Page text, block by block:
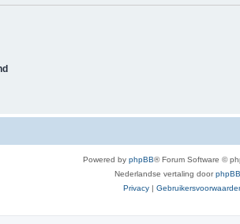
Powered by phpBB® Forum Software ©
Nederlandse vertaling door
Privacy |